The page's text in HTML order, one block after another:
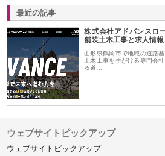
最近の記事
株式会社アドバンスロ
舗装土木工事と求人情報
山形県鶴岡市で地域の道路
土木工事を手がける専門会
る道…
ウェブサイトピックアップ
ウェブサイトピックアップ